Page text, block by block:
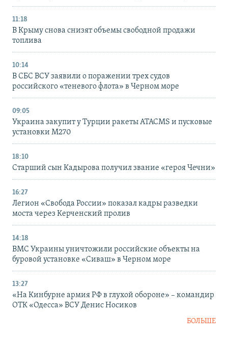
11:18
В Крыму снова снизят объемы свободной продажи
топлива
10:14
В СБС ВСУ заявили о поражении трех судов
российского «теневого флота» в Черном море
09:05
Украина закупит у Турции ракеты ATACMS и пусковые
установки M270
18:10
Старший сын Кадырова получил звание «героя Чечни»
16:27
Легион «Свобода России» показал кадры разведки
моста через Керченский пролив
14:18
ВМС Украины уничтожили российские объекты на
буровой установке «Сиваш» в Черном море
13:27
«На Кинбурне армия РФ в глухой обороне» – командир
ОТК «Одесса» ВСУ Денис Носиков
БОЛЬШЕ